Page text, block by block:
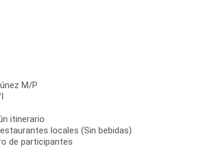
M/P
itinerario
locales (Sin bebidas)
de participantes